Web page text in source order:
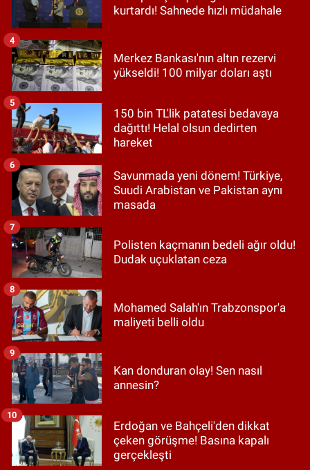
kurtardı! Sahnede hızlı müdahale
Merkez Bankası'nın altın rezervi
yükseldi! 100 milyar doları aştı
4
150 bin TL'lik patatesi bedavaya
dağıttı! Helal olsun dedirten
hareket
5
Savunmada yeni dönem! Türkiye,
Suudi Arabistan ve Pakistan aynı
masada
6
Polisten kaçmanın bedeli ağır oldu!
Dudak uçuklatan ceza
7
Mohamed Salah'ın Trabzonspor'a
maliyeti belli oldu
8
Kan donduran olay! Sen nasıl
annesin?
9
Erdoğan ve Bahçeli'den dikkat
çeken görüşme! Basına kapalı
gerçekleşti
10